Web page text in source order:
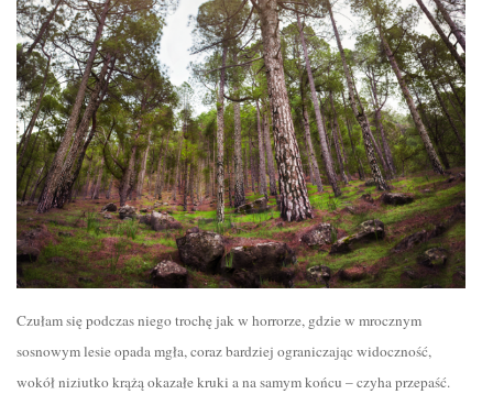
Czułam się podczas niego trochę jak w horrorze, gdzie w mrocznym
sosnowym lesie opada mgła, coraz bardziej ograniczając widoczność,
wokół niziutko krążą okazałe kruki a na samym końcu – czyha przepaść.